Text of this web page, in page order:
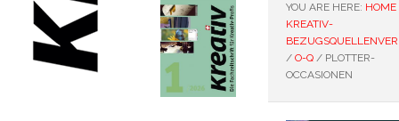
YOU ARE HERE: HOME
KREATIV-
/ O-Q /PLOTTER-
OCCASIONEN